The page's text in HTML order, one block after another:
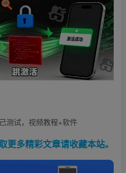
测试，视频教程+软件
更多精彩文章请收藏本站。